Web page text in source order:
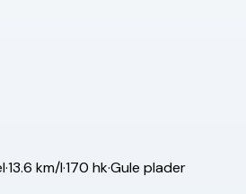
·13.6 km/l·170 hk·Gule plader